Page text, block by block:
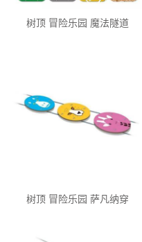
树顶 冒险乐园 魔法隧道
树顶 冒险乐园 萨凡纳穿